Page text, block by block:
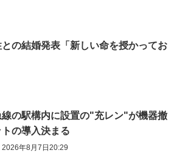
の結婚発表「新しい命を授かってお
の駅構内に設置の"充レン"が機器撤
の導入決まる
2026年8月7日20:29